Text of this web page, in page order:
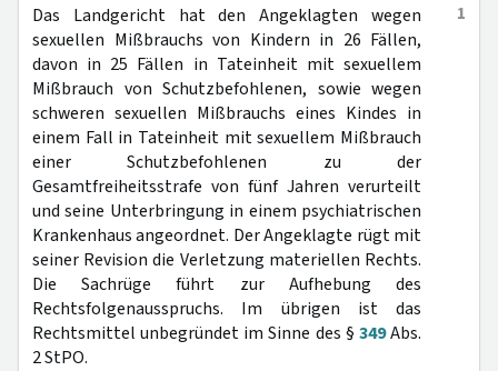
1
Das Landgericht hat den Angeklagten wegen
sexuellen Mißbrauchs von Kindern in 26 Fällen,
davon in 25 Fällen in Tateinheit mit sexuellem
Mißbrauch von Schutzbefohlenen, sowie wegen
schweren sexuellen Mißbrauchs eines Kindes in
einem Fall in Tateinheit mit sexuellem Mißbrauch
einer Schutzbefohlenen zu der
Gesamtfreiheitsstrafe von fünf Jahren verurteilt
und seine Unterbringung in einem psychiatrischen
Krankenhaus angeordnet. Der Angeklagte rügt mit
seiner Revision die Verletzung materiellen Rechts.
Die Sachrüge führt zur Aufhebung des
Rechtsfolgenausspruchs. Im übrigen ist das
Rechtsmittel unbegründet im Sinne des § 349Abs.
2 StPO.